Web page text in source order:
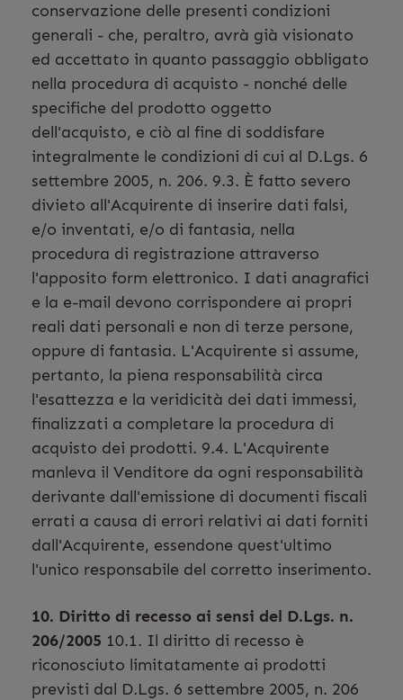
conservazione delle presenti condizioni
generali - che, peraltro, avrà già visionato
ed accettato in quanto passaggio obbligato
nella procedura di acquisto - nonché delle
specifiche del prodotto oggetto
dell'acquisto, e ciò al fine di soddisfare
integralmente le condizioni di cui al D.Lgs. 6
settembre 2005, n. 206. 9.3. È fatto severo
divieto all'Acquirente di inserire dati falsi,
e/o inventati, e/o di fantasia, nella
procedura di registrazione attraverso
l'apposito form elettronico. I dati anagrafici
e la e-mail devono corrispondere ai propri
reali dati personali e non di terze persone,
oppure di fantasia. L'Acquirente si assume,
pertanto, la piena responsabilità circa
l'esattezza e la veridicità dei dati immessi,
finalizzati a completare la procedura di
acquisto dei prodotti. 9.4. L'Acquirente
manleva il Venditore da ogni responsabilità
derivante dall'emissione di documenti fiscali
errati a causa di errori relativi ai dati forniti
dall'Acquirente, essendone quest'ultimo
l'unico responsabile del corretto inserimento.
10. Diritto di recesso ai sensi del D.Lgs. n.
206/2005 10.1. Il diritto di recesso è
riconosciuto limitatamente ai prodotti
previsti dal D.Lgs. 6 settembre 2005, n. 206